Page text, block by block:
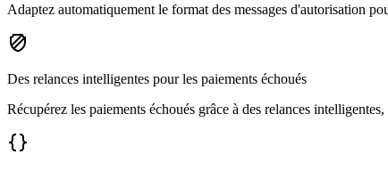
Adaptez automatiquement le format des messages d'autorisation
Des relances intelligentes pour les paiements échoués
Récupérez les paiements échoués grâce à des relances